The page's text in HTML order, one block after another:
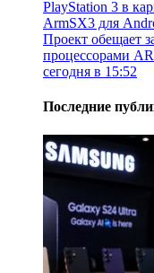
PlayStation 3 в
ArmSX3 для
Проект обещает
процессорами
сегодня в 15:52
Последние